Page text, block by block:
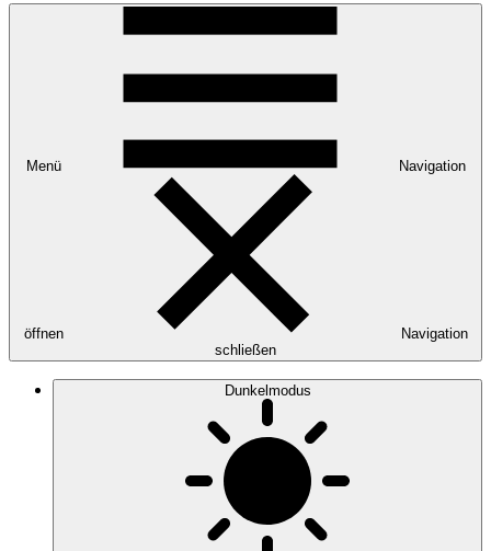
Menü Navigation
öffnen
Navigation
schließen
Dunkelmodus